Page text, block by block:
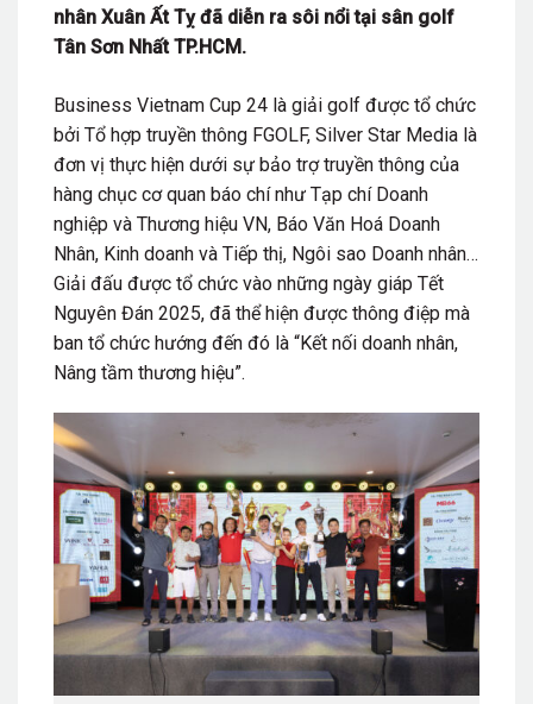
nhân Xuân Ất Tỵ đã diễn ra sôi nổi tại sân golf
Tân Sơn Nhất TP.HCM.
Business Vietnam Cup 24 là giải golf được tổ chức
bởi Tổ hợp truyền thông FGOLF, Silver Star Media là
đơn vị thực hiện dưới sự bảo trợ truyền thông của
hàng chục cơ quan báo chí như Tạp chí Doanh
nghiệp và Thương hiệu VN, Báo Văn Hoá Doanh
Nhân, Kinh doanh và Tiếp thị, Ngôi sao Doanh nhân…
Giải đấu được tổ chức vào những ngày giáp Tết
Nguyên Đán 2025, đã thể hiện được thông điệp mà
ban tổ chức hướng đến đó là “Kết nối doanh nhân,
Nâng tầm thương hiệu”.